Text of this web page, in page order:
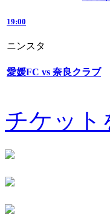
19:00
ニンスタ
愛媛FC vs 奈良クラブ
チケット